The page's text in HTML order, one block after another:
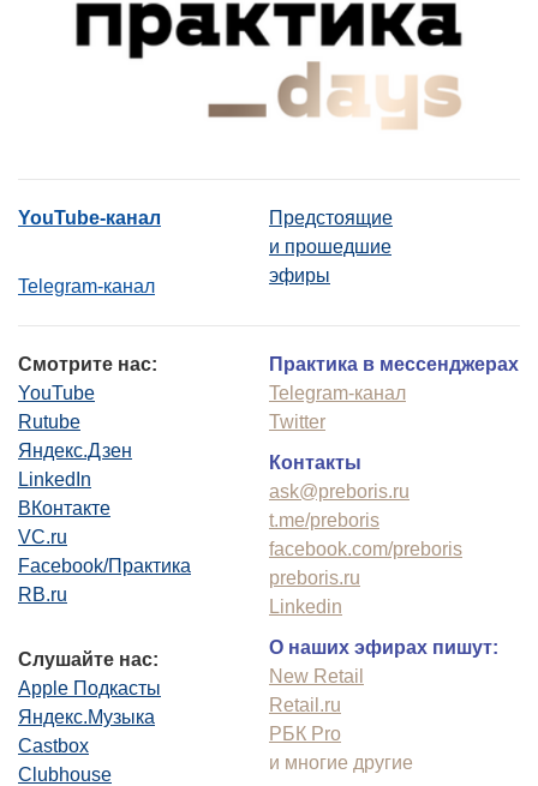
YouTube-канал
Telegram-канал
Предстоящие
и прошедшие
эфиры
Смотрите нас:
YouTube
Rutube
Яндекс.Дзен
LinkedIn
ВКонтакте
VC.ru
Facebook/Практика
RB.ru
Слушайте нас:
Apple Подкасты
Яндекс.Музыка
Castbox
Clubhouse
Практика в мессенджерах
Telegram-канал
Twitter
Контакты
ask@preboris.ru
t.me/preboris
facebook.com/preboris
preboris.ru
Linkedin
О наших эфирах пишут:
New Retail
Retail.ru
РБК Pro
и многие другие